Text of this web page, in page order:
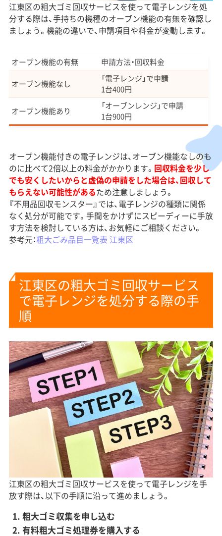
江東区の粗大ゴミ回収サービスを使って電子レンジを処
分する際は、手持ちの機種のオーブン機能の有無を確認し
ましょう。機能の違いで、申請項目や料金が変動します。
オーブン機能の有無
申請方法・回収料金
オーブン機能なし
「電子レンジ」で申請
1台400円
オーブン機能あり
「オーブンレンジ」で申請
1台900円
オーブン機能付きの電子レンジは、オーブン機能なしのも
のに比べて2倍以上の料金がかかります。 回収料金を少し
でも安くしたいからと虚偽の申請をした場合は、回収して
もらえない可能性があるため注意しましょう。
『不用品回収モンスター』では、電子レンジの種類に関係
なく処分が可能です。手間をかけずにスピーディーに手放
す方法を検討している方は、お気軽にご相談ください。
参考元：粗大ごみ品目一覧表 江東区
江東区の粗大ゴミ回収サービス
で電子レンジを処分する際の手
順
江東区の粗大ゴミ回収サービスを使って電子レンジを手
放す際は、以下の手順に沿って進めましょう。
粗大ゴミ収集を申し込む
有料粗大ゴミ処理券を購入する